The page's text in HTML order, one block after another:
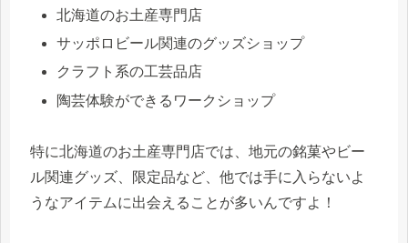
北海道のお土産専門店
サッポロビール関連のグッズショップ
クラフト系の工芸品店
陶芸体験ができるワークショップ
特に北海道のお土産専門店では、地元の銘菓やビー
ル関連グッズ、限定品など、他では手に入らないよ
うなアイテムに出会えることが多いんですよ！